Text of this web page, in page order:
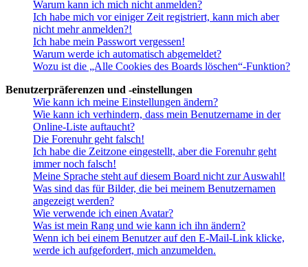
Warum kann ich mich nicht anmelden?
Ich habe mich vor einiger Zeit registriert, kann mich aber
nicht mehr anmelden?!
Ich habe mein Passwort vergessen!
Warum werde ich automatisch abgemeldet?
Wozu ist die „Alle Cookies des Boards löschen“-Funktion?
Benutzerpräferenzen und -einstellungen
Wie kann ich meine Einstellungen ändern?
Wie kann ich verhindern, dass mein Benutzername in der
Online-Liste auftaucht?
Die Forenuhr geht falsch!
Ich habe die Zeitzone eingestellt, aber die Forenuhr geht
immer noch falsch!
Meine Sprache steht auf diesem Board nicht zur Auswahl!
Was sind das für Bilder, die bei meinem Benutzernamen
angezeigt werden?
Wie verwende ich einen Avatar?
Was ist mein Rang und wie kann ich ihn ändern?
Wenn ich bei einem Benutzer auf den E-Mail-Link klicke,
werde ich aufgefordert, mich anzumelden.